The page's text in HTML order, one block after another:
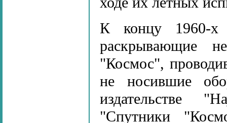
К концу 1960-х
раскрывающие
"Космос",
не носившие
издательстве
"Спутники